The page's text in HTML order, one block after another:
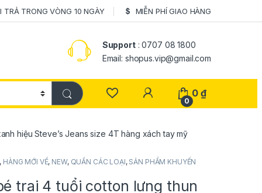
TRẢ TRONG VÒNG 10 NGÀY MIỄN PHÍ GIAO HÀNG
Support: 0707 08 1800
Email: shopus.vip@gmail.com
0
0₫
hiệu Steve’s Jeans size 4T hàng xách tay mỹ
, HÀNG MỚI VỀ, NEW, QUẦN CÁC LOẠI, SẢN PHẨM KHUYẾN
trai 4 tuổi cotton lưng thun